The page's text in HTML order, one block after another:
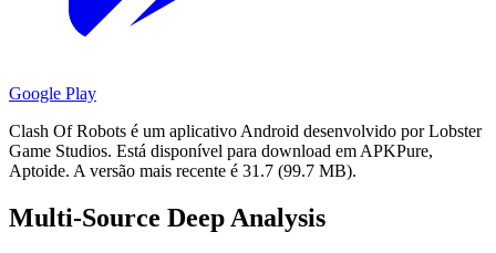
Google Play
Clash Of Robots é um aplicativo Android desenvolvido por Lobster
Game Studios. Está disponível para download em APKPure,
Aptoide. A versão mais recente é 31.7 (99.7 MB).
Multi-Source Deep Analysis